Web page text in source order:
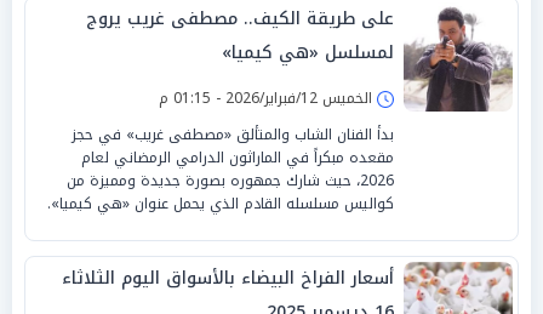
على طريقة الكيف.. مصطفى غريب يروج
لمسلسل «هي كيميا»
الخميس 12/فبراير/2026 - 01:15 م
بدأ الفنان الشاب والمتألق «مصطفى غريب» في حجز
مقعده مبكراً في الماراثون الدرامي الرمضاني لعام
2026، حيث شارك جمهوره بصورة جديدة ومميزة من
كواليس مسلسله القادم الذي يحمل عنوان «هي كيميا».
أسعار الفراخ البيضاء بالأسواق اليوم الثلاثاء